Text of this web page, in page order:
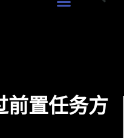
前置任务方